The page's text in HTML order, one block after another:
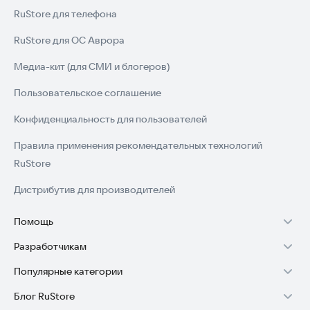
игроков.
🔥 Почему стоит скачать:
Если тебе нравятся
— симулятор вождения
— car parking simulator
то эта игра точно для тебя.
🚀 Скачай «Парковка автомобиля: симулятор» и стань
RuStore для телефона
RuStore для ОС Аврора
Медиа-кит (для СМИ и блогеров)
Пользовательское соглашение
Конфиденциальность для пользователей
Правила применения рекомендательных технологий
RuStore
Дистрибутив для производителей
Помощь
Установка RuStore на TV
Установка RuStore на телефон
Установка RuStore в машину
Разработчикам
Зарабатывать с RuStore
Стать разработчиком
Популярные категории
Игры для Android
Блог RuStore